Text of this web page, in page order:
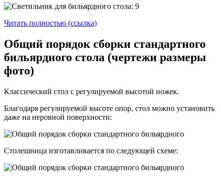
Читать полностью (ссылка)
Общий порядок сборки стандартного
бильярдного стола (чертежи размеры
фото)
Классический стол с регулируемой высотой ножек.
Благодаря регулируемой высоте опор, стол можно установить
даже на неровной поверхности:
Столешница изготавливается по следующей схеме: